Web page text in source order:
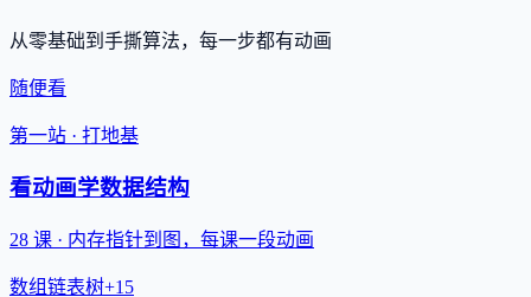
从零基础到手撕算法，每一步都有动画
随便看
第一站 · 打地基
看动画学数据结构
28 课 · 内存指针到图，每课一段动画
数组链表树+15